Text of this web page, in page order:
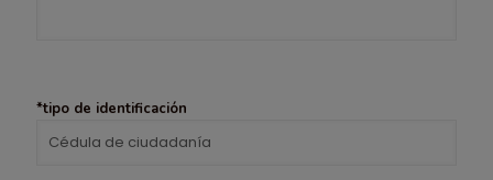
*tipo de identificación